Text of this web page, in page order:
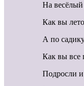
На весёлый
Как вы летом
А по садику
Как вы все
Подросли и